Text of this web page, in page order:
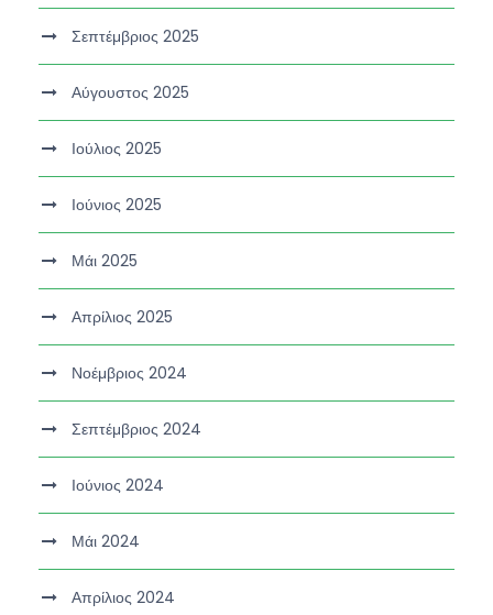
Σεπτέμβριος 2025
Αύγουστος 2025
Ιούλιος 2025
Ιούνιος 2025
Μάι 2025
Απρίλιος 2025
Νοέμβριος 2024
Σεπτέμβριος 2024
Ιούνιος 2024
Μάι 2024
Απρίλιος 2024